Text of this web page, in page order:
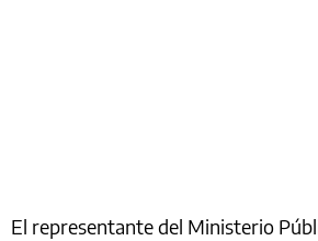
El representante del Ministerio